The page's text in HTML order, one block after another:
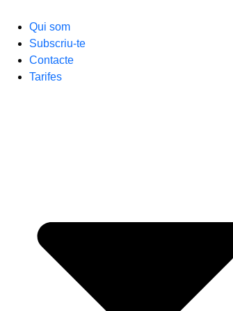
Qui som
Subscriu-te
Contacte
Tarifes